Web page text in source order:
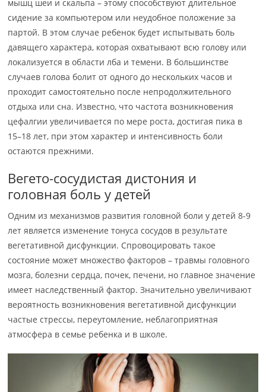
мышц шеи и скальпа – этому способствуют длительное
сидение за компьютером или неудобное положение за
партой. В этом случае ребенок будет испытывать боль
давящего характера, которая охватывают всю голову или
локализуется в области лба и темени. В большинстве
случаев голова болит от одного до нескольких часов и
проходит самостоятельно после непродолжительного
отдыха или сна. Известно, что частота возникновения
цефалгии увеличивается по мере роста, достигая пика в
15–18 лет, при этом характер и интенсивность боли
остаются прежними.
Вегето-сосудистая дистония и
головная боль у детей
Одним из механизмов развития головной боли у детей 8-9
лет является изменение тонуса сосудов в результате
вегетативной дисфункции. Спровоцировать такое
состояние может множество факторов – травмы головного
мозга, болезни сердца, почек, печени, но главное значение
имеет наследственный фактор. Значительно увеличивают
вероятность возникновения вегетативной дисфункции
частые стрессы, переутомление, неблагоприятная
атмосфера в семье ребенка и в школе.